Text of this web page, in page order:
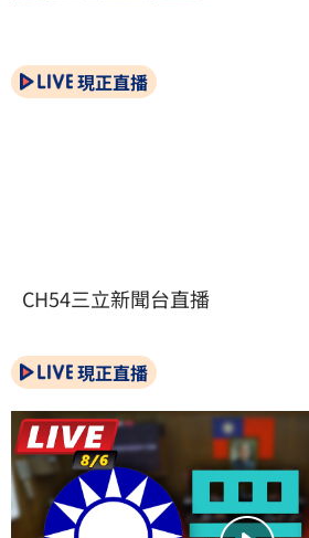
現正直播
CH54三立新聞台直播
現正直播